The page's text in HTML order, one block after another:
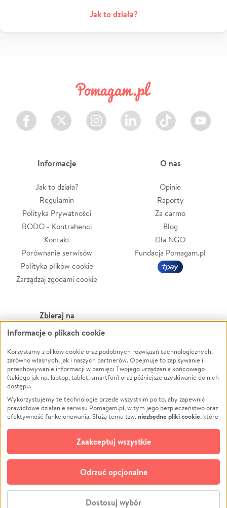
Jak to działa?
Facebook Twitter Instagram LinkedIn TikTok Youtube
Informacje
Jak to działa?
Regulamin
Polityka Prywatności
RODO - Kontrahenci
Kontakt
Porównanie serwisów
Polityka plików cookie
Zarządzaj zgodami cookie
O nas
Opinie
Raporty
Za darmo
Blog
Dla NGO
Fundacja Pomagam.pl
Zbieraj na
Leczenie
Zwierzęta
Pożar
Ukraina
Pomoc Finansowa
Projekty
Pogrzeb
Społeczność lokalna
Kultura
Powódź
Wichura
NGO
Edukacja
Podróż
Impreza
Ochrona środowiska
Biznes
© CROWDING SP. Z O.O.
Informacje o plikach cookie
Korzystamy z plików cookie oraz podobnych rozwiązań technologicznych,
zarówno własnych, jak i naszych partnerów. Obejmuje to zapisywanie i
przechowywanie informacji w pamięci Twojego urządzenia końcowego
(takiego jak np. laptop, tablet, smartfon) oraz późniejsze uzyskiwanie do nich
dostępu.
Wykorzystujemy te technologie przede wszystkim po to, aby zapewnić
prawidłowe działanie serwisu Pomagam.pl, w tym jego bezpieczeństwo oraz
efektywność funkcjonowania. Służą temu tzw.niezbędne pliki cookie, które
opcjonalnych plików cookie
technologii do celów analitycznych i retargetingowych. Możesz wyrazić
zgodę na ich stosowanie lub jej odmówić. W dowolnym momencie masz
możliwość zmiany swoich preferencji na stronie „Zarządzaj zgodami cookie”,
do której link znajdziesz w stopce serwisu Pomagam.pl. Opcjonalne pliki
cookie wykorzystywane są w następujących celach:
działanie serwisu Pomagam.pl. Dzięki nim możemy zrozumieć, jak
Dostosuj wybór
Odrzuć opcjonalne
Zaakceptuj wszystkie